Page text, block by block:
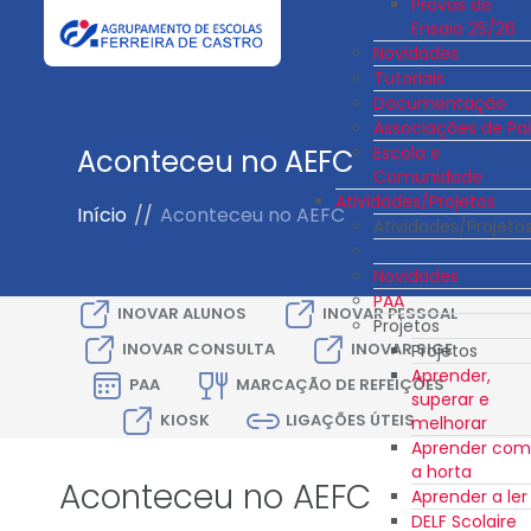
Ensaio 25/26
Novidades
Tutoriais
Documentação
Associações de
Escola e
Comunidade
Atividades/Projetos
Atividades/
Novidades
PAA
Projetos
Projetos
Aprender,
superar e
melhorar
Aprender com
a horta
Aprender a ler
DELF Scolaire
Aconteceu no AEFC
Início // Aconteceu no AEFC
INOVAR ALUNOS
INOVAR PESSOAL
INOVAR CONSULTA
INOVAR SIGE
PAA
MARCAÇÃO DE REFEIÇÕES
KIOSK
LIGAÇÕES ÚTEIS
Aconteceu no AEFC